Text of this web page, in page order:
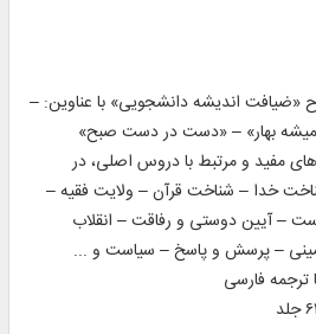
اندیشه دانشجویی» با عناوین: –
بهار» – «دست در دست صبح»
کتاب های مفید و مرتبط با دروس اصلی، در
خدا – شناخت قرآن – ولایت فقیه –
– آیین دوستی و رفاقت – انقلاب
– پرسش و پاسخ – سیاست و ...
ترجمه فارسی